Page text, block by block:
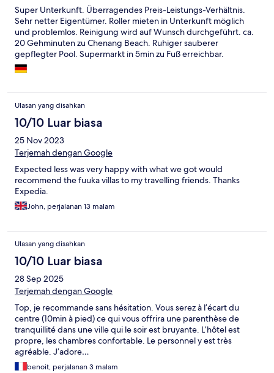
Super Unterkunft. Überragendes Preis-Leistungs-Verhältnis.
Sehr netter Eigentümer. Roller mieten in Unterkunft möglich
und problemlos. Reinigung wird auf Wunsch durchgeführt. ca.
20 Gehminuten zu Chenang Beach. Ruhiger sauberer
gepflegter Pool. Supermarkt in 5min zu Fuß erreichbar.
Ulasan yang disahkan
10/10 Luar biasa
25 Nov 2023
Terjemah dengan Google
Expected less was very happy with what we got would
recommend the fuuka villas to my travelling friends. Thanks
Expedia.
John, perjalanan 13 malam
Ulasan yang disahkan
10/10 Luar biasa
28 Sep 2025
Terjemah dengan Google
Top, je recommande sans hésitation. Vous serez à l’écart du
centre (10min à pied) ce qui vous offrira une parenthèse de
tranquillité dans une ville qui le soir est bruyante. L’hôtel est
propre, les chambres confortable. Le personnel y est très
agréable. J’adore…
benoit, perjalanan 3 malam